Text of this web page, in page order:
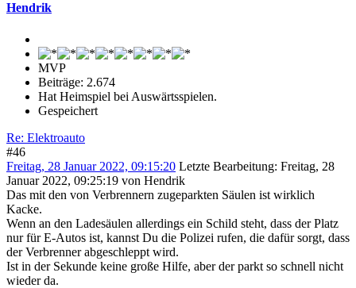
Hendrik
MVP
Beiträge: 2.674
Hat Heimspiel bei Auswärtsspielen.
Gespeichert
Re: Elektroauto
#46
Freitag, 28 Januar 2022, 09:15:20 Letzte Bearbeitung: Freitag, 28
Januar 2022, 09:25:19 von Hendrik
Das mit den von Verbrennern zugeparkten Säulen ist wirklich
Kacke.
Wenn an den Ladesäulen allerdings ein Schild steht, dass der Platz
nur für E-Autos ist, kannst Du die Polizei rufen, die dafür sorgt, dass
der Verbrenner abgeschleppt wird.
Ist in der Sekunde keine große Hilfe, aber der parkt so schnell nicht
wieder da.